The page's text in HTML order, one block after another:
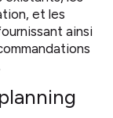
et les
ainsi